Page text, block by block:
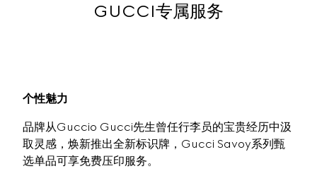
GUCCI专属服务
个性魅力
品牌从Guccio Gucci先生曾任行李员的宝贵经历中汲
取灵感，焕新推出全新标识牌，Gucci Savoy系列甄
选单品可享‌‌免费‌‌压印服务。